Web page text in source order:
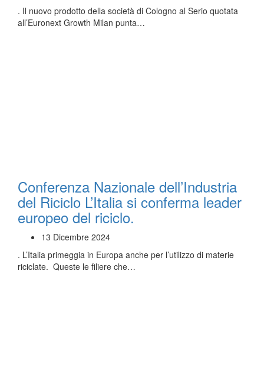
. Il nuovo prodotto della società di Cologno al Serio quotata
all’Euronext Growth Milan punta…
Conferenza Nazionale dell’Industria
del Riciclo L’Italia si conferma leader
europeo del riciclo.
13 Dicembre 2024
. L’Italia primeggia in Europa anche per l’utilizzo di materie
riciclate. Queste le filiere che…